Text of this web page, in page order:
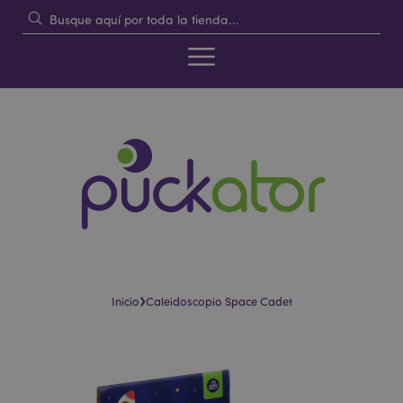
Inicio›Caleidoscopio Space Cadet